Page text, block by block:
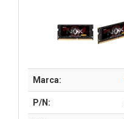
Marca:
P/N: